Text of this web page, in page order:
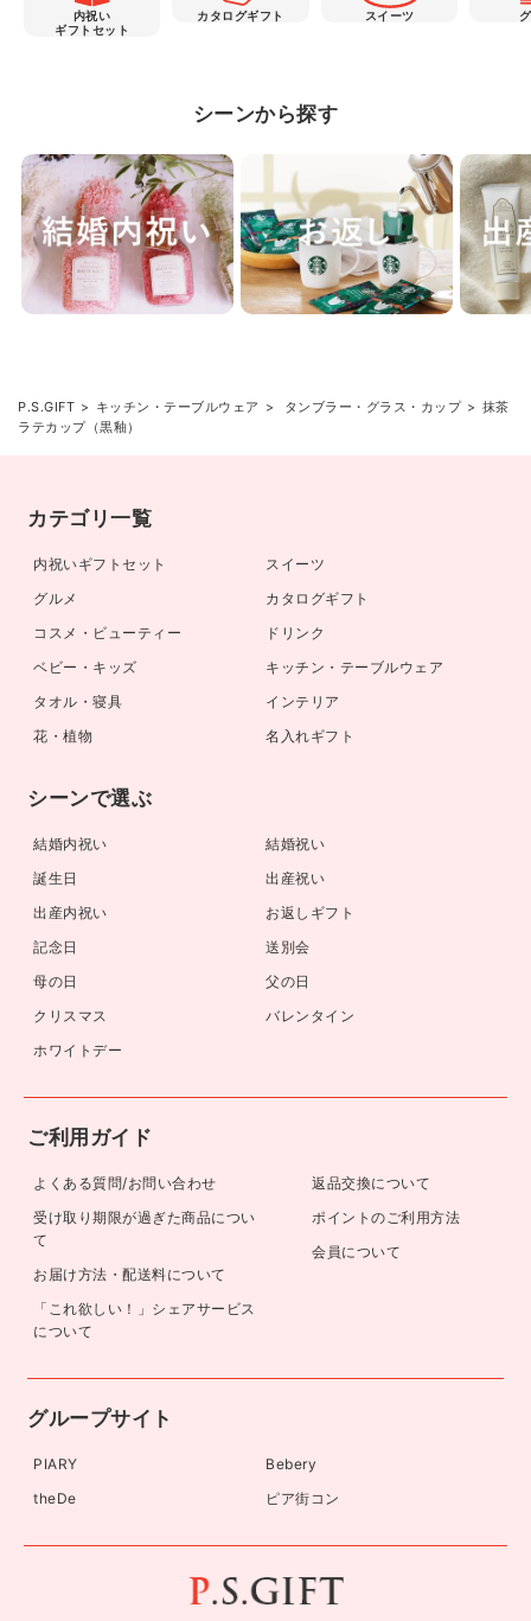
内祝い
ギフトセット
カタログギフト スイーツ
シーンから探す
P.S.GIFT キッチン・テーブルウェア タンブラー・グラス・カップ
抹茶
ラテカップ（黒釉）
カテゴリ一覧
内祝いギフトセット
スイーツ
グルメ
カタログギフト
コスメ・ビューティー
ドリンク
ベビー・キッズ
キッチン・テーブルウェア
タオル・寝具
インテリア
花・植物
名入れギフト
シーンで選ぶ
結婚内祝い
結婚祝い
誕生日
出産祝い
出産内祝い
お返しギフト
記念日
送別会
母の日
父の日
クリスマス
バレンタイン
ホワイトデー
ご利用ガイド
よくある質問/お問い合わせ
受け取り期限が過ぎた商品につい
て
お届け方法・配送料について
「これ欲しい！」シェアサービス
について
返品交換について
ポイントのご利用方法
会員について
グループサイト
PIARY
Bebery
theDe
ピア街コン